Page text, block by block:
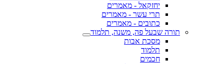
יחזקאל - מאמרים
תרי עשר - מאמרים
כתובים - מאמרים
תורה שבעל פה, משנה, תלמוד
מסכת אבות
תלמוד
חכמים